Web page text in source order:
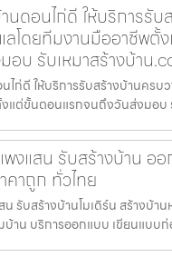
นดอนไก่ดี ให้บริการรับ
โดยทีมงานมืออาชีพตั้
อบ รับเหมาสร้างบ้าน
ไก่ดี ให้บริการรับสร้างบ้านคร
แต่ขั้นตอนแรกจนถึงวันส่งมอบ
พงแสน รับสร้างบ้าน อ
คาถูก ทั่วไทย
รับสร้างบ้านโมเดิร์น สร้างบ้าน
บ้าน บริการออกแบบ เขียนแบบ